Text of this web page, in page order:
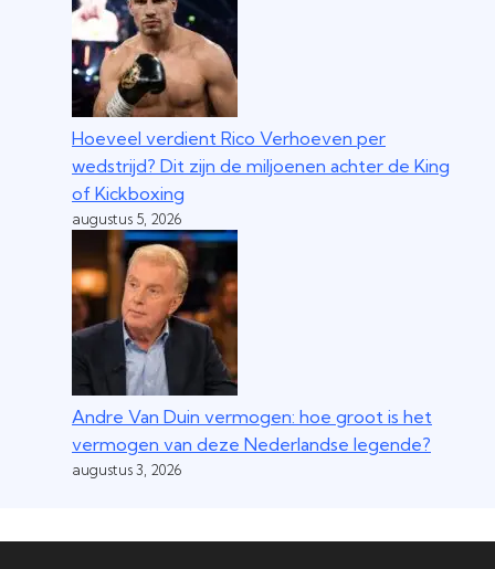
Hoeveel verdient Rico Verhoeven per
wedstrijd? Dit zijn de miljoenen achter de King
of Kickboxing
augustus 5, 2026
Andre Van Duin vermogen: hoe groot is het
vermogen van deze Nederlandse legende?
augustus 3, 2026